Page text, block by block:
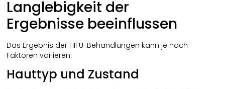
Langlebigkeit der
Ergebnisse beeinflussen
Das Ergebnis der HIFU-Behandlungen kann je nach
Faktoren variieren.
Hauttyp und Zustand